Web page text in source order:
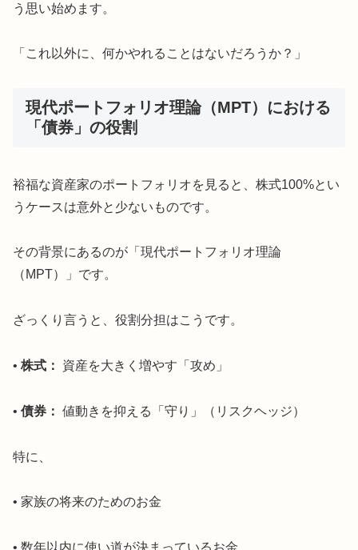
う思い始めます。
「これ以外に、何かやれることはないだろうか？」
現代ポートフォリオ理論（MPT）における
「債券」の役割
裕福な資産家のポートフォリオを見ると、株式100%とい
うケースは意外と少ないものです。
その背景にあるのが「現代ポートフォリオ理論
（MPT）」です。
ざっくり言うと、役割分担はこうです。
• 株式： 資産を大きく増やす「攻め」
• 債券： 値動きを抑える「守り」（リスクヘッジ）
特に、
• 家族の将来のためのお金